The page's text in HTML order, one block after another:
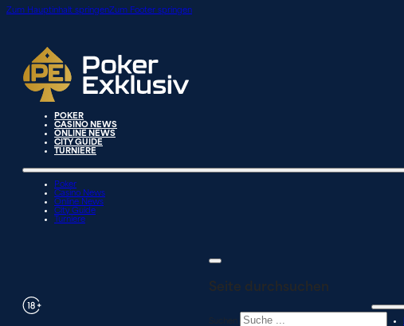
Zum Hauptinhalt springenZum Footer springen
POKER
CASINO NEWS
ONLINE NEWS
CITY GUIDE
TURNIERE
Poker
Casino News
Online News
City Guide
Turniere
Seite durchsuchen